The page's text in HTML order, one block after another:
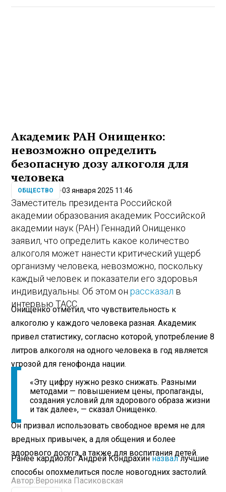
Академик РАН Онищенко:
невозможно определить
безопасную дозу алкоголя для
человека
ОБЩЕСТВО 03 января 2025 11:46
Заместитель президента Российской
академии образования академик Российской
академии наук (РАН) Геннадий Онищенко
заявил, что определить какое количество
алкоголя может нанести критический ущерб
организму человека, невозможно, поскольку
каждый человек и показатели его здоровья
индивидуальны. Об этом онрассказал в
интервью ТАСС.
Онищенко отметил, что чувствительность к
алкоголю у каждого человека разная. Академик
привел статистику, согласно которой, употребление 8
литров алкоголя на одного человека в год является
угрозой для генофонда нации.
«Эту цифру нужно резко снижать. Разными
методами — повышением цены, пропаганды,
создания условий для здорового образа жизни
и так далее», — сказал Онищенко.
Он призвал использовать свободное время не для
вредных привычек, а для общения и более
здорового досуга, а также для воспитания детей.
Ранее кардиолог Андрей Кондрахинназваллучшие
способы опохмелиться после новогодних застолий.
Автор:Вероника Пасиковская